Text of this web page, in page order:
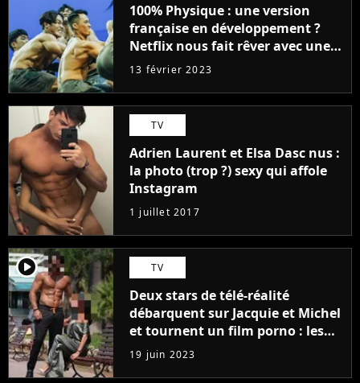
100% Physique : une version
française en développement ?
Netflix nous fait rêver avec une
liste 100% validée
13 février 2023
TV
Adrien Laurent et Elsa Dasc nus :
la photo (trop ?) sexy qui affole
Instagram
1 juillet 2017
player2 TV
Deux stars de télé-réalité
débarquent sur Jacquie et Michel
et tournent un film porno : les
premières images du tournage
(exclu)
19 juin 2023